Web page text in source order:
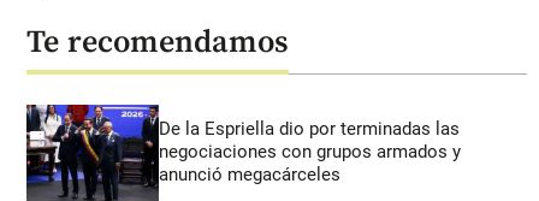
Te recomendamos
De la Espriella dio por terminadas las
negociaciones con grupos armados y
anunció megacárceles